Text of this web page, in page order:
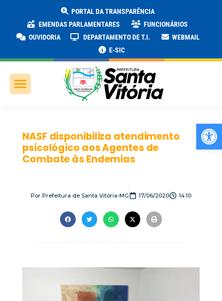
PORTAL DA TRANSPARÊNCIA
EMENDAS PARLAMENTARES
FUNCIONÁRIOS
OUVIDORIA
DEPARTAMENTO DE T.I.
WEBMAIL
E-SIC
NASF disponibiliza atendimento
psicológico aos Agentes de
Combate às Endemias
Por Prefeitura de Santa Vitória-MG 17/06/2020 14:10